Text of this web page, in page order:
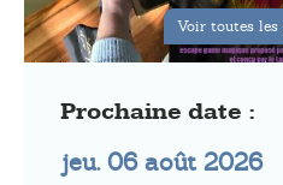
Voir toutes les
Prochaine date :
jeu. 06 août 2026